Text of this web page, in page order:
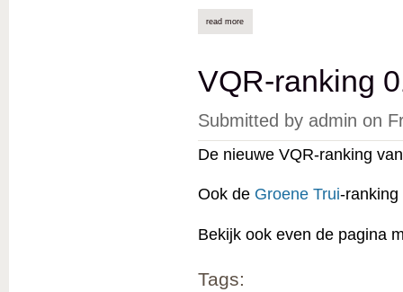
read more
VQR-ranking
Submitted by admin on
De nieuwe VQR-ranking
Ook de Groene Trui-
Bekijk ook even de pagina
Tags: